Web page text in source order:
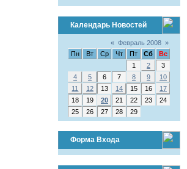
Календарь Новостей
« Февраль 2008 »
Пн
Вт Ср Чт Пт Сб
Вс
1
2
3
4
5 6 7 8 9
10
11
12 13 14 15 16
17
18
19 20 21 22 23
24
25
26 27 28 29
Форма Входа